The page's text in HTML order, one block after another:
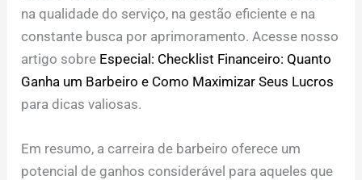
na qualidade do serviço, na gestão eficiente e na
constante busca por aprimoramento. Acesse nosso
artigo sobre Especial: Checklist Financeiro: Quanto
Ganha um Barbeiro e Como Maximizar Seus Lucros
para dicas valiosas.
Em resumo, a carreira de barbeiro oferece um
potencial de ganhos considerável para aqueles que